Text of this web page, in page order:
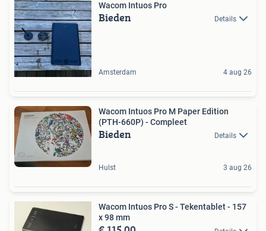
Wacom Intuos Pro
Bieden Details
Amsterdam 4 aug 26
Wacom Intuos Pro M Paper Edition
(PTH-660P) - Compleet
Bieden Details
Hulst 3 aug 26
Wacom Intuos Pro S - Tekentablet - 157
x 98 mm